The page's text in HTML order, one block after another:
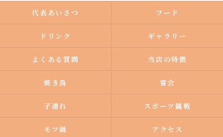
代表あいさつ フード
ドリンク ギャラリー
よくある質問 当店の特徴
焼き鳥 宴会
子連れ スポーツ観戦
モツ鍋 アクセス